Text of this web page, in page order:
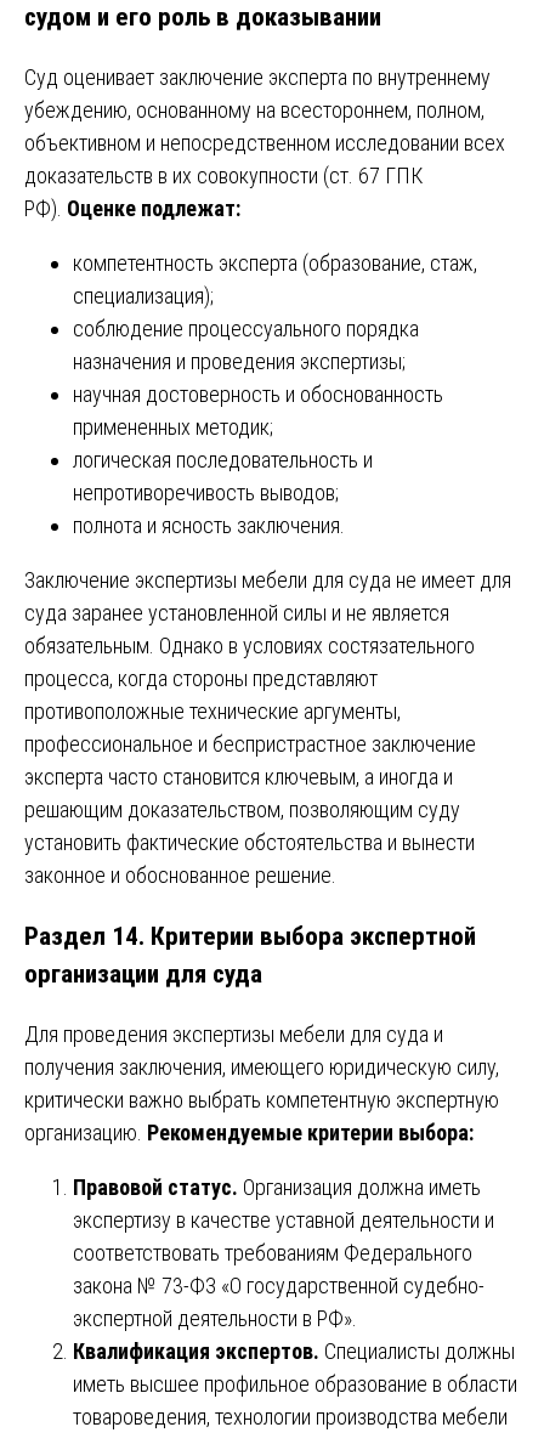
судом и его роль в доказывании
Суд оценивает заключение эксперта по внутреннему
убеждению, основанному на всестороннем, полном,
объективном и непосредственном исследовании всех
доказательств в их совокупности (ст. 67 ГПК
РФ). Оценке подлежат:
компетентность эксперта (образование, стаж,
специализация);
соблюдение процессуального порядка
назначения и проведения экспертизы;
научная достоверность и обоснованность
примененных методик;
логическая последовательность и
непротиворечивость выводов;
полнота и ясность заключения.
Заключение экспертизы мебели для суда не имеет для
суда заранее установленной силы и не является
обязательным. Однако в условиях состязательного
процесса, когда стороны представляют
противоположные технические аргументы,
профессиональное и беспристрастное заключение
эксперта часто становится ключевым, а иногда и
решающим доказательством, позволяющим суду
установить фактические обстоятельства и вынести
законное и обоснованное решение.
Раздел 14. Критерии выбора экспертной
организации для суда
Для проведения экспертизы мебели для суда и
получения заключения, имеющего юридическую силу,
критически важно выбрать компетентную экспертную
организацию. Рекомендуемые критерии выбора:
Правовой статус. Организация должна иметь
экспертизу в качестве уставной деятельности и
соответствовать требованиям Федерального
закона № 73-ФЗ «О государственной судебно-
экспертной деятельности в РФ».
Квалификация экспертов. Специалисты должны
иметь высшее профильное образование в области
товароведения, технологии производства мебели